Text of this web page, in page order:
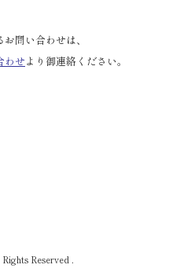
問い合わせは、
わせより御連絡ください。
Reserved .